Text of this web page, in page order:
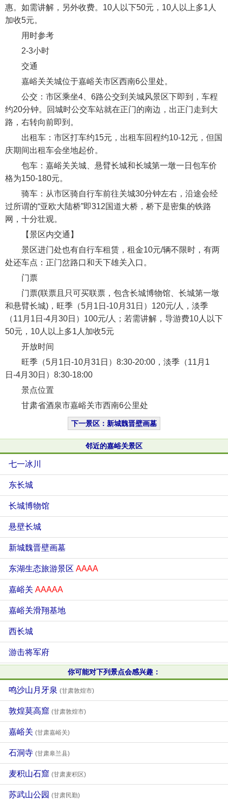
惠。如需讲解，另外收费。10人以下50元，10人以上多1人
加收5元。
用时参考
2-3小时
交通
嘉峪关关城位于嘉峪关市区西南6公里处。
公交：市区乘坐4、6路公交到关城风景区下即到，车程
约20分钟。回城时公交车站就在正门的南边，出正门走到大
路，右转向前即到。
出租车：市区打车约15元，出租车回程约10-12元，但国
庆期间出租车会坐地起价。
包车：嘉峪关关城、悬臂长城和长城第一墩一日包车价
格为150-180元。
骑车：从市区骑自行车前往关城30分钟左右，沿途会经
过所谓的“亚欧大陆桥”即312国道大桥，桥下是密集的铁路
网，十分壮观。
【景区内交通】
景区进门处也有自行车租赁，租金10元/辆不限时，有两
处还车点：正门岔路口和天下雄关入口。
门票
门票(联票且只可买联票，包含长城博物馆、长城第一墩
和悬臂长城)，旺季（5月1日-10月31日）120元/人，淡季
（11月1日-4月30日）100元/人；若需讲解，导游费10人以下
50元，10人以上多1人加收5元
开放时间
旺季（5月1日-10月31日）8:30-20:00，淡季（11月1
日-4月30日）8:30-18:00
景点位置
甘肃省酒泉市嘉峪关市西南6公里处
下一景区：新城魏晋壁画墓
邻近的嘉峪关景区
七一冰川
东长城
长城博物馆
悬壁长城
新城魏晋壁画墓
东湖生态旅游景区 AAAA
嘉峪关 AAAAA
嘉峪关滑翔基地
西长城
游击将军府
你可能对下列景点会感兴趣：
鸣沙山月牙泉 (甘肃敦煌市)
敦煌莫高窟 (甘肃敦煌市)
嘉峪关 (甘肃嘉峪关)
石洞寺 (甘肃皋兰县)
麦积山石窟 (甘肃麦积区)
苏武山公园 (甘肃民勤)